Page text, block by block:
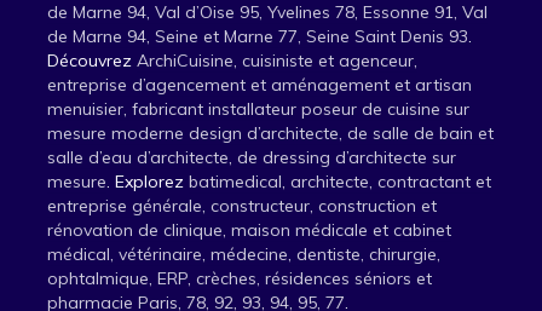
de Marne 94, Val d’Oise 95, Yvelines 78, Essonne 91, Val
de Marne 94, Seine et Marne 77, Seine Saint Denis 93.
Découvrez ArchiCuisine, cuisiniste et agenceur,
entreprise d’agencement et aménagement et artisan
menuisier, fabricant installateur poseur de cuisine sur
mesure moderne design d’architecte, de salle de bain et
salle d’eau d’architecte, de dressing d’architecte sur
mesure. Explorez batimedical, architecte, contractant et
entreprise générale, constructeur, construction et
rénovation de clinique, maison médicale et cabinet
médical, vétérinaire, médecine, dentiste, chirurgie,
ophtalmique, ERP, crèches, résidences séniors et
pharmacie Paris, 78, 92, 93, 94, 95, 77.